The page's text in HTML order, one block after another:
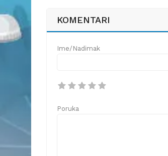
KOMENTARI
Ime/Nadimak
Poruka